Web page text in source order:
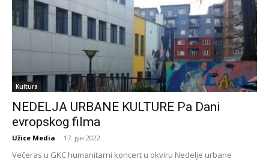
Kultura
NEDELJA URBANE KULTURE Pa Dani
evropskog filma
Užice Media - 17. јун 2022.
Večeras u GKC humanitarni koncert u okviru Nedelje urbane